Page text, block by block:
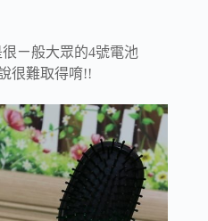
ㄧ般大眾的4號電池
很難取得唷!!